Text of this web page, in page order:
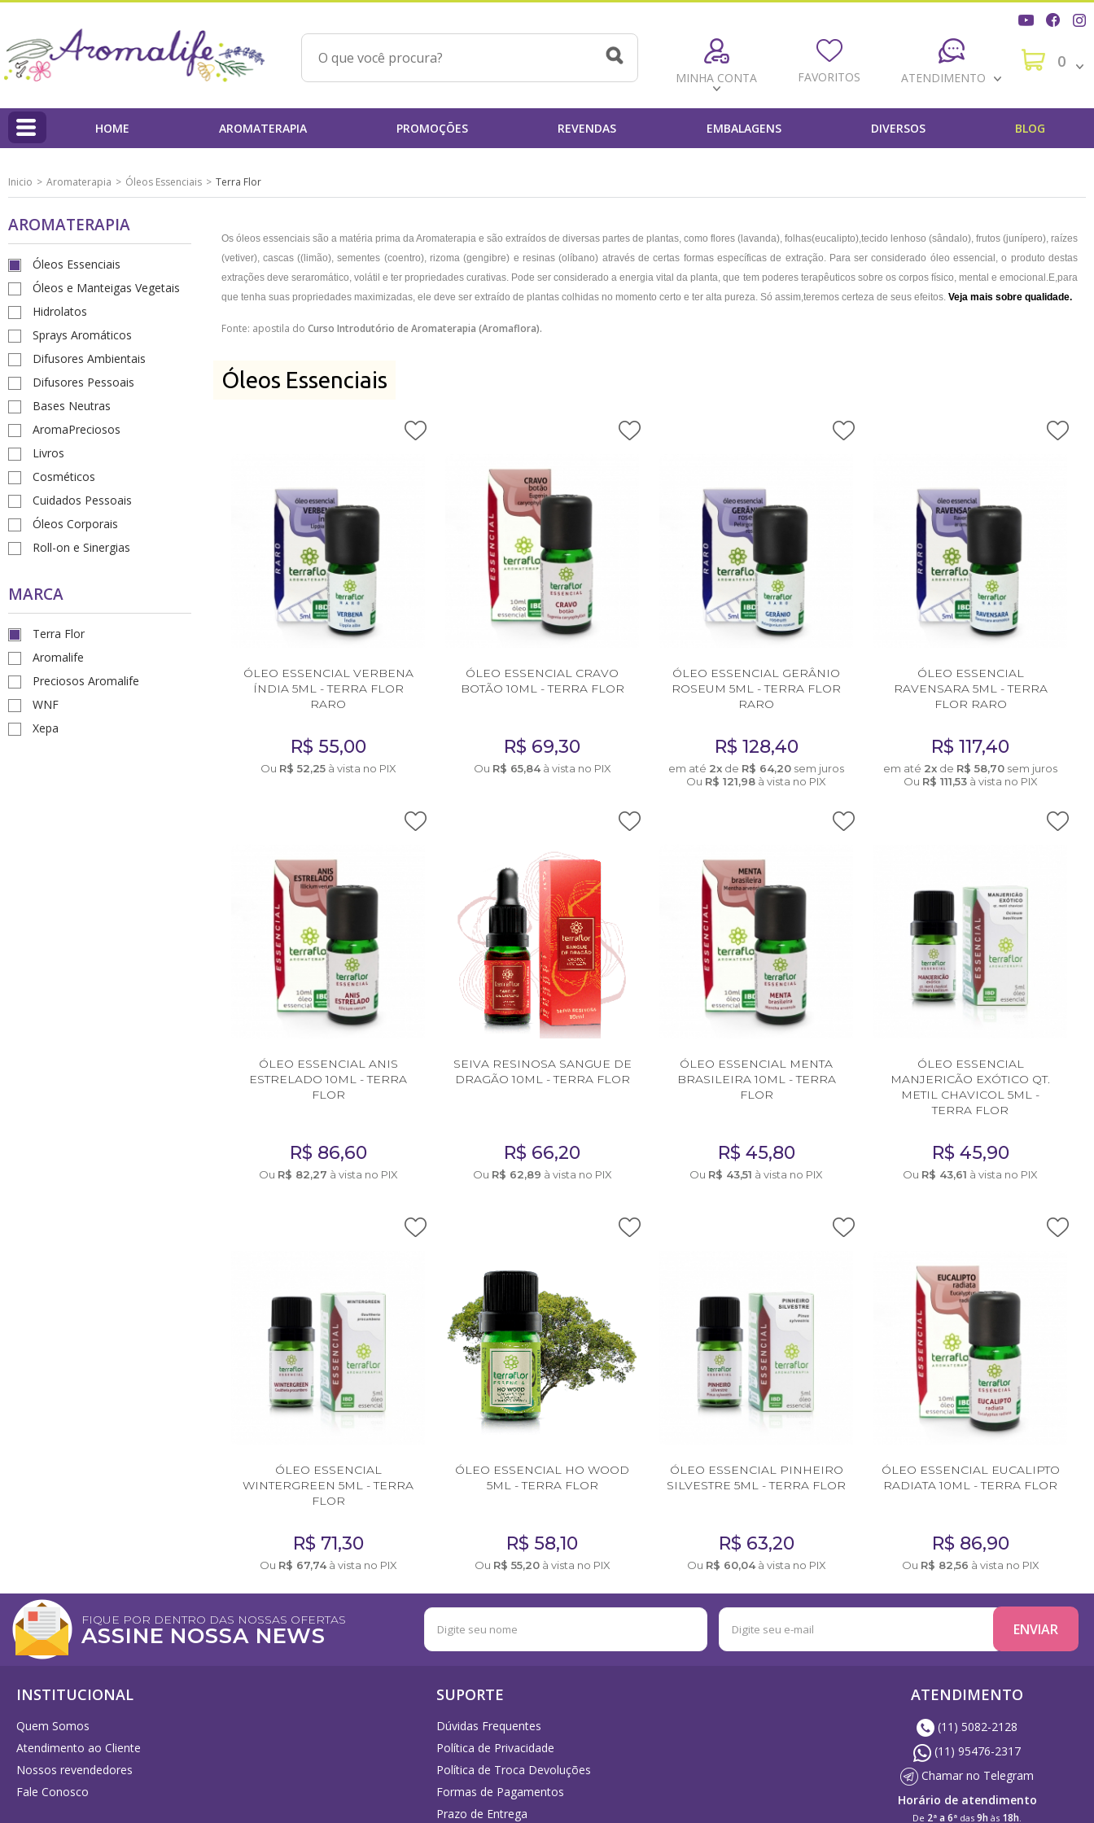
MINHA CONTA FAVORITOS ATENDIMENTO
0
Linha Aromalife
Profissionais
PAP'AROMA - Projeto Aromaterapia na Prática
Qualidade dos Produtos / IBD
Beatriz Yoshimura
Novidades
Cursos
AROMATERAPIA
Óleos Essenciais
Óleos e Manteigas Vegetais
Hidrolatos
Difusores Ambientais
Difusores Pessoais
Cubetas
Defumação
Presentes
Vidraria
Cursos
HOME AROMATERAPIA PROMOÇÕES REVENDAS EMBALAGENS DIVERSOS BLOG
Inicio Aromaterapia Óleos Essenciais Terra Flor
AROMATERAPIA
Óleos Essenciais
Óleos e Manteigas Vegetais
Hidrolatos
Sprays Aromáticos
Difusores Ambientais
Difusores Pessoais
Bases Neutras
AromaPreciosos
Livros
Cosméticos
Cuidados Pessoais
Óleos Corporais
Roll-on e Sinergias
MARCA
Terra Flor
Aromalife
Preciosos Aromalife
WNF
Xepa
Os óleos essenciais são a matéria prima da Aromaterapia e são extraídos de diversas partes de plantas, como flores (lavanda), folhas(eucalipto),tecido lenhoso (sândalo), frutos (junípero), raízes
(vetiver), cascas ((limão), sementes (coentro), rizoma (gengibre) e resinas (olíbano) através de certas formas específicas de extração. Para ser considerado óleo essencial, o produto destas
extrações deve seraromático, volátil e ter propriedades curativas. Pode ser considerado a energia vital da planta, que tem poderes terapêuticos sobre os corpos físico, mental e emocional.E,para
que tenha suas propriedades maximizadas, ele deve ser extraído de plantas colhidas no momento certo e ter alta pureza. Só assim,teremos certeza de seus efeitos. Veja mais sobre qualidade.
Fonte: apostila do Curso Introdutório de Aromaterapia (Aromaflora).
Óleos Essenciais
ÓLEO ESSENCIAL VERBENA
ÍNDIA 5ML - TERRA FLOR
RARO
R$ 55,00
Ou R$ 52,25à vista no PIX
ÓLEO ESSENCIAL CRAVO
BOTÃO 10ML - TERRA FLOR
R$ 69,30
Ou R$ 65,84à vista no PIX
ÓLEO ESSENCIAL GERÂNIO
ROSEUM 5ML - TERRA FLOR
RARO
R$ 128,40
em até 2x de R$ 64,20 sem juros
Ou R$121,98 à vista no PIX
ÓLEO ESSENCIAL
RAVENSARA 5ML - TERRA
FLOR RARO
R$117,40
em até 2x de R$58,70 sem juros
Ou R$ 111,53à vista no PIX
ÓLEO ESSENCIAL ANIS
ESTRELADO 10ML - TERRA
FLOR
R$ 86,60
Ou R$ 82,27 à vista no PIX
SEIVA RESINOSA SANGUE DE
DRAGÃO 10ML - TERRA FLOR
R$ 66,20
Ou R$ 62,89 à vista no PIX
ÓLEO ESSENCIAL MENTA
BRASILEIRA 10ML - TERRA
FLOR
R$ 45,80
Ou R$ 43,51 à vista no PIX
ÓLEO ESSENCIAL
MANJERICÃO EXÓTICO QT.
METIL CHAVICOL 5ML -
TERRA FLOR
R$ 45,90
Ou R$ 43,61 à vista no PIX
ÓLEO ESSENCIAL
WINTERGREEN 5ML - TERRA
FLOR
R$ 71,30
Ou R$ 67,74à vista no PIX
ÓLEO ESSENCIAL HO WOOD
5ML - TERRA FLOR
R$ 58,10
Ou R$ 55,20à vista no PIX
ÓLEO ESSENCIAL PINHEIRO
SILVESTRE 5ML - TERRA FLOR
R$ 63,20
Ou R$ 60,04à vista no PIX
ÓLEO ESSENCIAL EUCALIPTO
RADIATA 10ML - TERRA FLOR
R$ 86,90
Ou R$ 82,56 à vista no PIX
FIQUE POR DENTRO DAS NOSSAS OFERTAS
ASSINE NOSSA NEWS
INSTITUCIONAL
Quem Somos
Atendimento ao Cliente
Nossos revendedores
Fale Conosco
SUPORTE
Dúvidas Frequentes
Política de Privacidade
Política de Troca Devoluções
Formas de Pagamentos
Prazo de Entrega
ATENDIMENTO
(11) 5082-2128
(11) 95476-2317
Chamar no Telegram
Horário de atendimento
De 2ª a 6ª das9h às 18h.